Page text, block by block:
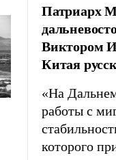
Патриарх
Виктором
Китая
«На
работы с
которого